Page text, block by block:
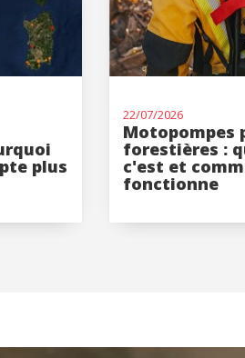
passe*
Commencer la session
Tu as oublié ton mot de passe?
plus
22/07/2026
Motopompes
forestières :
c'est et
fonctionne